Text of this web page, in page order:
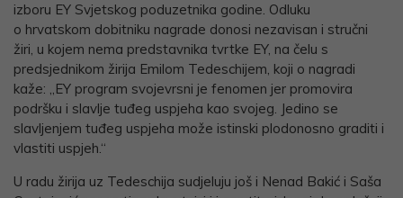
izboru EY Svjetskog poduzetnika godine. Odluku
o hrvatskom dobitniku nagrade donosi nezavisan i stručni
žiri, u kojem nema predstavnika tvrtke EY, na čelu s
predsjednikom žirija Emilom Tedeschijem, koji o nagradi
kaže: „EY program svojevrsni je fenomen jer promovira
podršku i slavlje tuđeg uspjeha kao svojeg. Jedino se
slavljenjem tuđeg uspjeha može istinski plodonosno graditi i
vlastiti uspjeh.“
U radu žirija uz Tedeschija sudjeluju još i Nenad Bakić i Saša